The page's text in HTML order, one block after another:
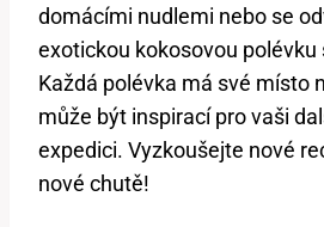
domácími nudlemi nebo se
⁣exotickou kokosovou polévku
⁤Každá polévka ⁢má své místo⁤
může být inspirací pro vaši
expedici. Vyzkoušejte​ nové
nové⁣ chutě!